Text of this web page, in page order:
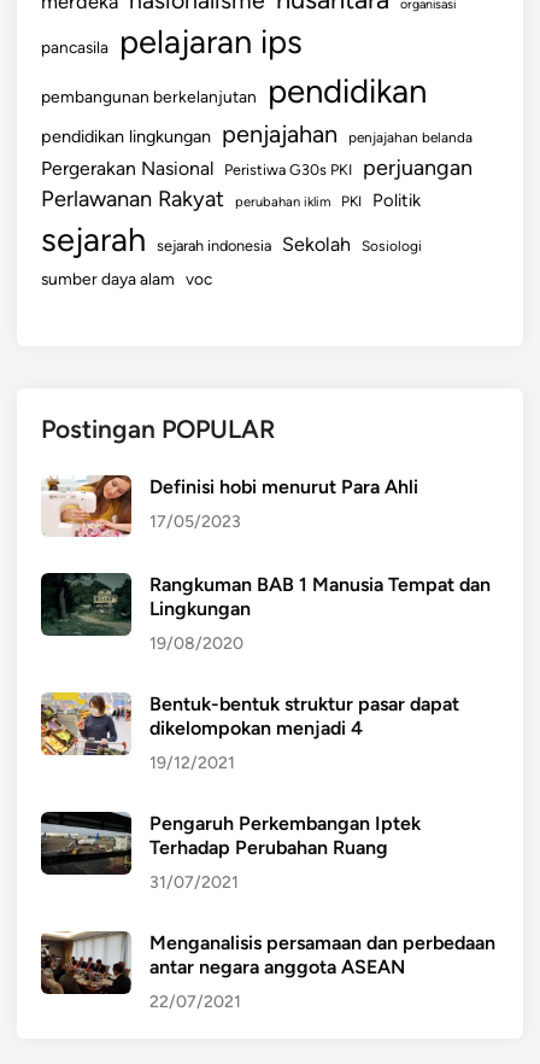
k
N
m
a
A
n
a
organisasi
pancasila pelajaran ips
pembangunan berkelanjutan pendidikan
pendidikan lingkungan penjajahan penjajahan belanda
Pergerakan Nasional Peristiwa G30s PKI perjuangan
Perlawanan Rakyat perubahan iklim PKI Politik
sejarah sejarah indonesia Sekolah Sosiologi
sumber daya alam voc
Postingan POPULAR
Definisi hobi menurut Para Ahli
17/05/2023
Rangkuman BAB 1 Manusia Tempat dan
Lingkungan
19/08/2020
Bentuk-bentuk struktur pasar dapat
dikelompokan menjadi 4
19/12/2021
Pengaruh Perkembangan Iptek
Terhadap Perubahan Ruang
31/07/2021
Menganalisis persamaan dan perbedaan
antar negara anggota ASEAN
22/07/2021